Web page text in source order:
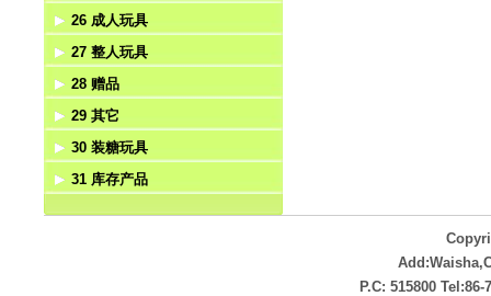
遥控动物
回力动物
惯性动物
上链动物
拉线动物
压力动物
挺力动物
电话
对讲机
轨道26 成人玩具
成人玩具
电动成人玩具
27 整人玩具
整人玩具
28 赠品
赠品29 其它
非电动
其它电动类
30 装糖玩具
装糖玩具
31 库存产品
库存产品
P.C: 515800 Tel:86-